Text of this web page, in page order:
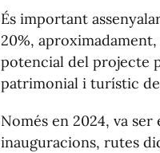
És important
20%,
potencial del projecte
patrimonial i turístic
Només en 2024, va
inauguracions, rutes